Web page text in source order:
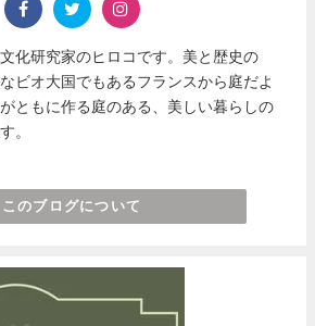
化研究家のヒロコです。美と歴史の
ビオ大国でもあるフランスから庭だよ
ともに作る庭のある、美しい暮らしの
。
このブログについて